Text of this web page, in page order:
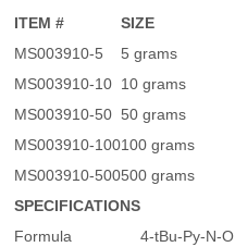
ITEM #
SIZE
MS003910-5
5 grams
MS003910-10 10 grams
MS003910-50 50 grams
MS003910-100100 grams
MS003910-500500 grams
SPECIFICATIONS
Formula
4-tBu-Py-N-O